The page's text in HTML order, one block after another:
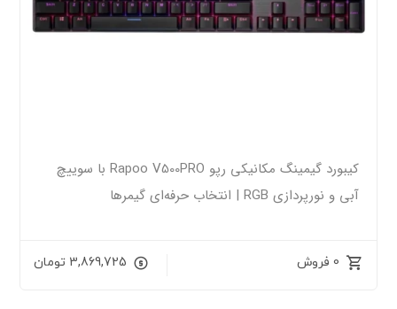
کیبورد گیمینگ مکانیکی رپو Rapoo V500PRO با سوییچ
آبی و نورپردازی RGB | انتخاب حرفه‌ای گیمرها
0 فروش 3,869,725 تومان